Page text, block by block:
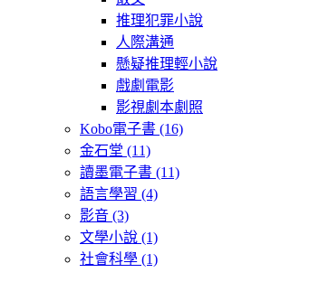
推理犯罪小說
人際溝通
懸疑推理輕小說
戲劇電影
影視劇本劇照
Kobo電子書 (16)
金石堂 (11)
讀墨電子書 (11)
語言學習 (4)
影音 (3)
文學小說 (1)
社會科學 (1)